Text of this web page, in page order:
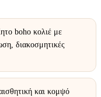
boho κολιέ με
διακοσμητικές
και κομψό